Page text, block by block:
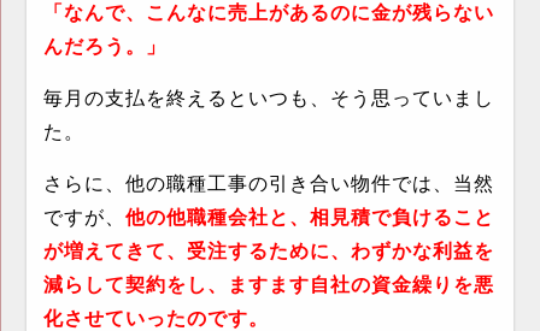
「なんで、こんなに売上があるのに金が残らない
んだろう。」
毎月の支払を終えるといつも、そう思っていまし
た。
さらに、他の職種工事の引き合い物件では、当然
ですが、 他の他職種会社と、相見積で負けること
が増えてきて、受注するために、わずかな利益を
減らして契約をし、ますます自社の資金繰りを悪
化させていったのです。